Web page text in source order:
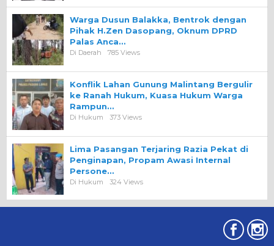
Warga Dusun Balakka, Bentrok dengan
Pihak H.Zen Dasopang, Oknum DPRD
Palas Anca…
Di Daerah 785 Views
Konflik Lahan Gunung Malintang Bergulir
ke Ranah Hukum, Kuasa Hukum Warga
Rampun…
Di Hukum 373 Views
Lima Pasangan Terjaring Razia Pekat di
Penginapan, Propam Awasi Internal
Persone…
Di Hukum 324 Views